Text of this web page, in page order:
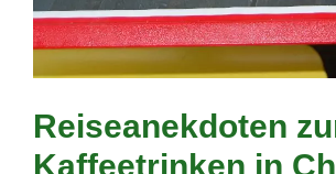
Reiseanekdoten
Kaffeetrinken in